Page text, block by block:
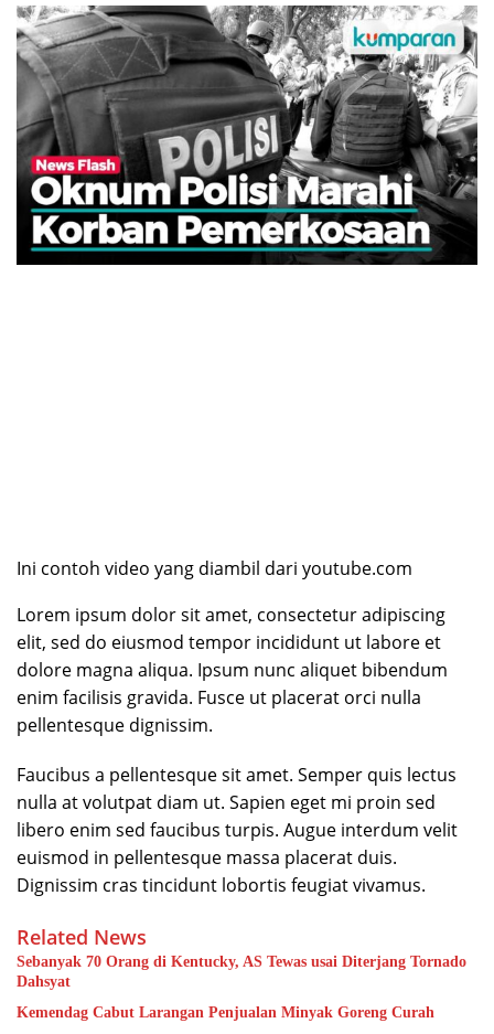
Ini contoh video yang diambil dari youtube.com
Lorem ipsum dolor sit amet, consectetur adipiscing
elit, sed do eiusmod tempor incididunt ut labore et
dolore magna aliqua. Ipsum nunc aliquet bibendum
enim facilisis gravida. Fusce ut placerat orci nulla
pellentesque dignissim.
Faucibus a pellentesque sit amet. Semper quis lectus
nulla at volutpat diam ut. Sapien eget mi proin sed
libero enim sed faucibus turpis. Augue interdum velit
euismod in pellentesque massa placerat duis.
Dignissim cras tincidunt lobortis feugiat vivamus.
Related News
Sebanyak 70 Orang di Kentucky, AS Tewas usai Diterjang Tornado
Dahsyat
Kemendag Cabut Larangan Penjualan Minyak Goreng Curah